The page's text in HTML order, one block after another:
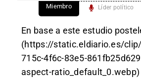
Miembro Líder político
En base a este estudio
(https://static.eldiario.es/
715c-4f6c-83e5-
aspect-ratio_default_0.webp